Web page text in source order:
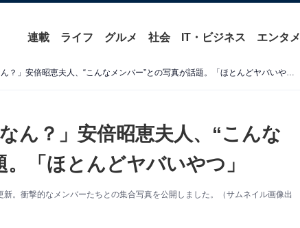
連載 ライフ グルメ 社会 IT・ビジネス エンタメ
「え？安倍さんてそっちなん？」安倍昭恵夫人、“こんなメンバー”との写真が話題。「ほとんどヤバいやつ」
ん？」安倍昭恵夫人、“こんな
「ほとんどヤバいやつ」
。衝撃的なメンバーたちとの集合写真を公開しました。（サムネイル画像出